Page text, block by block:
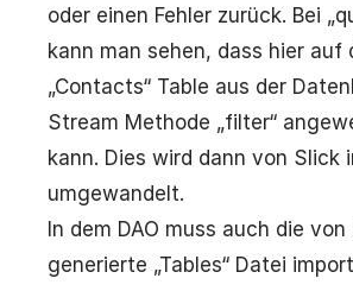
oder einen Fehler zurück. Bei
kann man sehen, dass hier auf
„Contacts“ Table aus der
Stream Methode „filter“
kann. Dies wird dann von Slick
umgewandelt.
In dem DAO muss auch die
generierte „Tables“ Datei